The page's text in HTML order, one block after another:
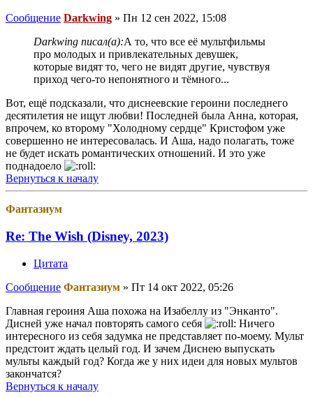
Сообщение Darkwing » Пн 12 сен 2022, 15:08
Darkwing писал(а):А то, что все её мультфильмы
про молодых и привлекательных девушек,
которые видят то, чего не видят другие, чувствуя
приход чего-то непонятного и тёмного...
Вот, ещё подсказали, что диснеевские героини последнего
десятилетия не ищут любви! Последней была Анна, которая,
впрочем, ко второму "Холодному сердце" Кристофом уже
совершенно не интересовалась. И Аша, надо полагать, тоже
не будет искать романтических отношений. И это уже
поднадоело
Вернуться к началу
Фантазиум
Re: The Wish (Disney, 2023)
Цитата
Сообщение Фантазиум » Пт 14 окт 2022, 05:26
Главная героиня Аша похожа на Изабеллу из "Энканто".
Дисней уже начал повторять самого себя
Ничего
интересного из себя задумка не представляет по-моему. Мульт
предстоит ждать целый год. И зачем Диснею выпускать
мульты каждый год? Когда же у них идеи для новых мультов
закончатся?
Вернуться к началу